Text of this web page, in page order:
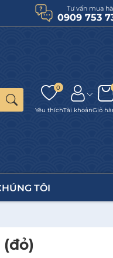
Tư vấn mua
0909 753
0
Yêu thíchTài khoảnGiỏ
TÔI